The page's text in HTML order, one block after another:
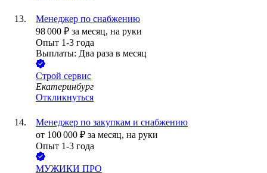
Менеджер по снабжению
98 000 ₽ за месяц, на руки
Опыт 1-3 года
Выплаты: Два раза в месяц
Строй сервис
Екатеринбург
Откликнуться
Менеджер по закупкам и снабжению
от 100 000 ₽ за месяц, на руки
Опыт 1-3 года
МУЖИКИ ПРО